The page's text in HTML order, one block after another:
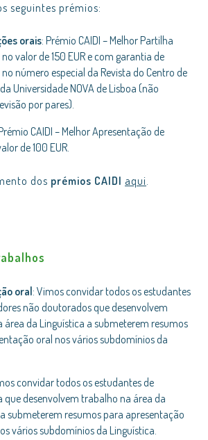
seguintes prémios:
orais: Prémio CAIDI – Melhor Partilha
valor de 150 EUR e com garantia de
número especial da Revista do Centro de
Universidade NOVA de Lisboa (não
por pares).
CAIDI – Melhor Apresentação de
de 100 EUR.
dos prémios CAIDI aqui.
oral: Vimos convidar todos os estudantes
não doutorados que desenvolvem
área da Linguística a submeterem resumos
oral nos vários subdomínios da
convidar todos os estudantes de
que desenvolvem trabalho na área da
submeterem resumos para apresentação
vários subdomínios da Linguística.